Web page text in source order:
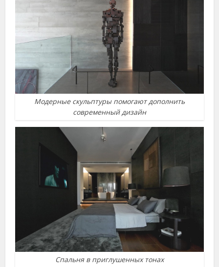
Модерные скульптуры помогают дополнить
современный дизайн
Спальня в приглушенных тонах